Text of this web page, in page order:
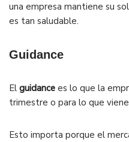
una empresa mantiene su
es tan saludable.
Guidance
El guidance es lo que la
trimestre o para lo que
Esto importa porque el